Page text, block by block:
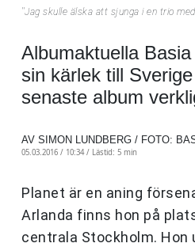
''Jag skulle älska att sjunga i en trio
Albumaktuella
sin kärlek till
senaste album
AV SIMON LUNDBERG / FOTO:
05.03.2016 / 10:34 / Lästid: 5 min
Planet är en aning
Arlanda finns hon på
centrala Stockholm. Hon